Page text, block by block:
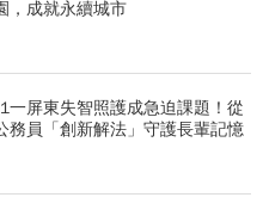
，成就永續城市
一屏東失智照護成急迫課題！從
員「創新解法」守護長輩記憶